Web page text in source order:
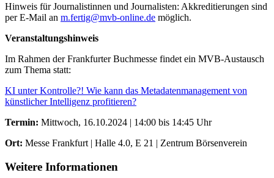
Hinweis für Journalistinnen und Journalisten: Akkreditierungen sind
per E-Mail an m.fertig@mvb-online.de möglich.
Veranstaltungshinweis
Im Rahmen der Frankfurter Buchmesse findet ein MVB-Austausch
zum Thema statt:
KI unter Kontrolle?! Wie kann das Metadatenmanagement von
künstlicher Intelligenz profitieren?
Termin: Mittwoch, 16.10.2024 | 14:00 bis 14:45 Uhr
Ort: Messe Frankfurt | Halle 4.0, E 21 | Zentrum Börsenverein
Weitere Informationen